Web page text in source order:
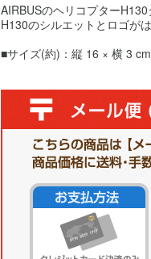
AIRBUSのヘリコプターH130
H130のシルエットとロゴが
■サイズ(約)：縦 16 × 横 3 cm